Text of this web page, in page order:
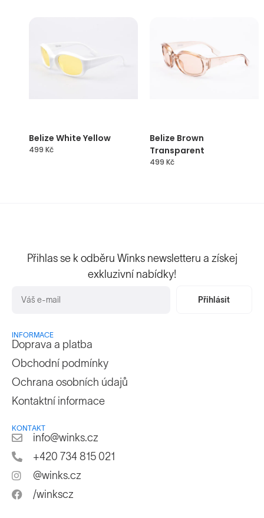
Belize White Yellow
499 Kč
Belize Brown
Transparent
499 Kč
Přihlas se k odběru Winks newsletteru a získej
exkluzivní nabídky!
Přihlásit
INFORMACE
Doprava a platba
Obchodní podmínky
Ochrana osobních údajů
Kontaktní informace
KONTAKT
info@winks.cz
+420 734 815 021
@winks.cz
/winkscz